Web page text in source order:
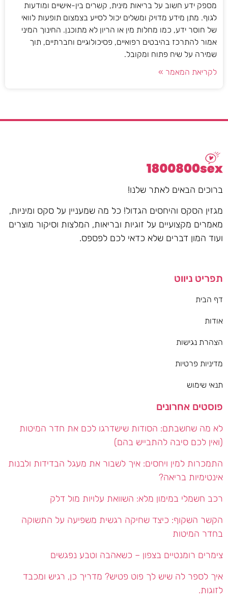
מספק ידע חשוב על בריאות מינית, קשרים בין-אישיים ומודעות
לגוף. מתן מידע מדויק ומשלים יכול לסייע בצמצום תופעות לוואי
של חוסר ידע, כמו מחלות מין או הריון לא מתוכנן. החינוך המיני
אמור להתרכז בהיבטים רפואיים, פסיכולוגיים וחברתיים, תוך
שמירה על שיח פתוח ומקובל.
לקריאת המאמר »
ברוכים הבאים לאתר שלנו!
מגזין הסקס והיחסים הגדול! כל מה שמעניין על סקס ומיניות,
מאמרים מקצועיים על זוגיות ובריאות, המלצות וסיקור מוצרים
ועוד המון דברים שלא כדאי לכם לפספס.
תפריט ניווט
דף הבית
אודות
הצהרת נגישות
מדיניות פרטיות
תנאי שימוש
פוסטים אחרונים
לא מה שחשבתם: הסודות שישדרגו לכם את חדר המיטות
(ואין לכם סיבה להתבייש בהם)
התמכרות למין ויחסים: איך לשבור את מעגל הבדידות ולבנות
אינטימיות בריאה?
רכב חשמלי במימון מלא: השוואת עלויות מול דלק
הקשר השקוף: כיצד שחיקה רגשית משפיעה על התשוקה
בחדר המיטות
צימרים רומנטיים בצפון – כשאהבה וטבע נפגשים
איך לספר לה שיש לך פוט פטיש? מדריך כן, רגיש ומכבד
לזוגות.